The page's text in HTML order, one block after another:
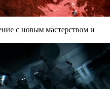
с новым мастерством и